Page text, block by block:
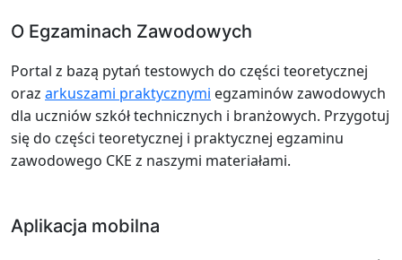
O Egzaminach Zawodowych
Portal z bazą pytań testowych do części teoretycznej
oraz arkuszami praktycznymi egzaminów zawodowych
dla uczniów szkół technicznych i branżowych. Przygotuj
się do części teoretycznej i praktycznej egzaminu
zawodowego CKE z naszymi materiałami.
Aplikacja mobilna